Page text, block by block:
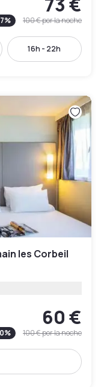
% 100 €por la noche
16h - 22h
les Corbeil
60 €
% 100 €por la noche